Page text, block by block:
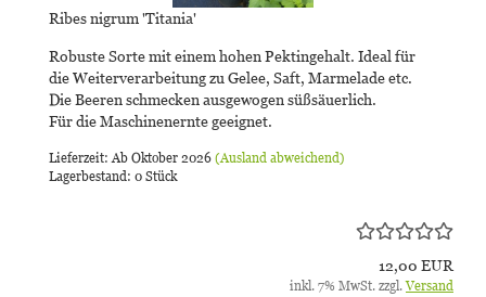
Ribes nigrum 'Titania'
Robuste Sorte mit einem hohen Pektingehalt. Ideal für
die Weiterverarbeitung zu Gelee, Saft, Marmelade etc.
Die Beeren schmecken ausgewogen süßsäuerlich.
Für die Maschinenernte geeignet.
Lieferzeit: Ab Oktober 2026 (Ausland abweichend)
Lagerbestand: 0 Stück
12,00 EUR
inkl. 7% MwSt. zzgl.Versand